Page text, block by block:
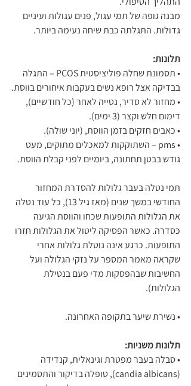
מבנה גופה של תמי עגול, פנים עגולות ועיניים
גדולות. התגלתה כבת שיחה נעימה ביותר.
תלונות:
• תסמונת שחלה פוליציסטית PCOS – התגלה
בבדיקה אצל רופא נשים בעקבות איחורים בווסת.
• מחזור לא סדיר, נטייה לאחר (כל חודשיים),
דימום חלש וקצר (3 ימים).
• כאבים חזקים בזמן הווסת, (יוני שולה).
• pms – השתוקקות למאכלים מתוקים, מעט
גודש בבטן תחתונה, ביומיים לפני קבלת הווסת.
תמי נטלה בעבר גלולות להסדרת המחזור
החודשי במשך שנים (מאז גיל 13), כל עוד נטלה
את הגלולות התופעות שכחו והווסת הגיעה
כסדרה. כאשר הפסיקה ליטול את הגלולות חזרו
התופעות. כרגע אינה נוטלת גלולות אחרי
שקראה מאמר המספר על נזקי הגלולה ועל
החשיבות שבהפסקות מדי פעם בנטילת
הגלולות).
• נשירת שיער בתקופה האחרונה.
תלונות משניות:
• סבלה בעבר מפטרת וגינאלית, קנדידה
(candia albicans), טופלה בדיקור והתסמינים